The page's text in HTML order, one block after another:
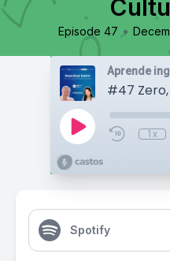
Episode 47 •
1x
Spotify